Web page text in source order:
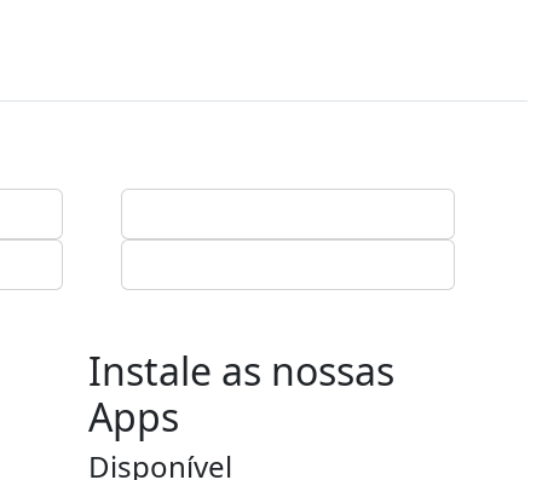
Instale as nossas
Apps
Disponível